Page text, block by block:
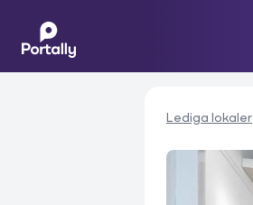
Lediga lokaler